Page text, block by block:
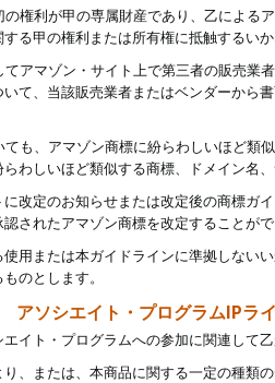
権利が甲の専属財産であり、乙による
る甲の権利または所有権に抵触するい
アマゾン・サイト上で第三者の販売
て、当該販売業者またはベンダーから
も、アマゾン商標に紛らわしいほど類
わしいほど類似する商標、ドメイン名
改定のお知らせまたは改定後の商標ガ
されたアマゾン商標を改定することが
用または本ガイドラインに準拠しない
のとします。
アソシエイト・プログラムIPラ
イト・プログラムへの参加に関連して
、または、本商品に関する一定の種類